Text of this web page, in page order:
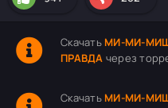
Скачать МИ-МИ-
ПРАВДА через
Скачать МИ-МИ-